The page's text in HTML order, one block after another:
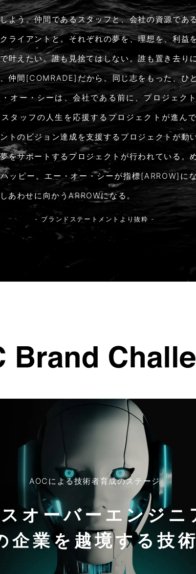
よう。仲間であるスタッフと、会社の資源であ
ライアントと。それぞれの夢を、理想を、利益
叶えたい。誰も見捨てはしない。誰も置き去り
仲間[COMRADE]だから。同じ志をもった、ひ
オー・シーは、会社である前に、プロジェク
タッフの人生を応援するプロジェクトが進ん
トのビジョン達成を支援するプロジェクトが動
をサポートするプロジェクトが行われている。
ッピー。エー・オー・シーが指標[ARROW]に
あわせに向かうARROWになる。
- ブランドステートメントより抜粋 -
AOCによる技術者育成のステージ
オーバーエンジニ
企業を 越境する技